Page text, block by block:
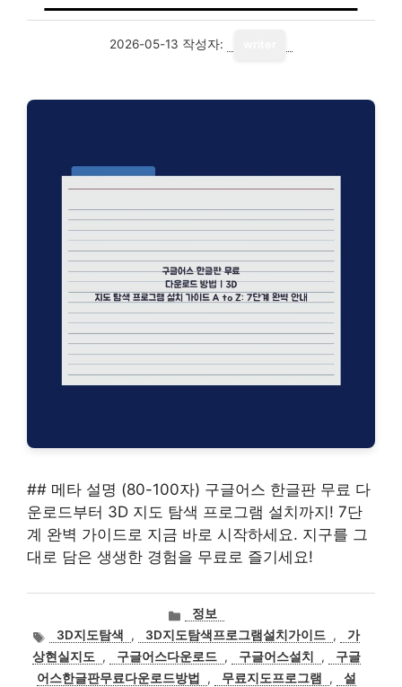
2026-05-13 작성자:
## 메타 설명 (80-100자) 구글어스 한글판 무료 다
운로드부터 3D 지도 탐색 프로그램 설치까지! 7단
계 완벽 가이드로 지금 바로 시작하세요. 지구를 그
대로 담은 생생한 경험을 무료로 즐기세요!
카
테
고
리
정보
태
그
3D지도탐색 , 3D지도탐색프로그램설치가이드 ,
가
상현실지도
, 구글어스다운로드 , 구글어스설치 ,
구글
어스한글판무료다운로드방법
, 무료지도프로그램 ,
설